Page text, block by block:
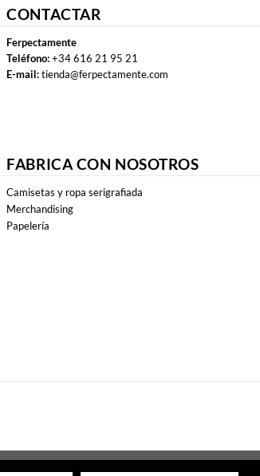
CONTACTAR
Ferpectamente
Teléfono:+34 616 21 95 21
E-mail:tienda@ferpectamente.com
FABRICA CON NOSOTROS
Camisetas y ropa serigrafiada
Merchandising
Papelería